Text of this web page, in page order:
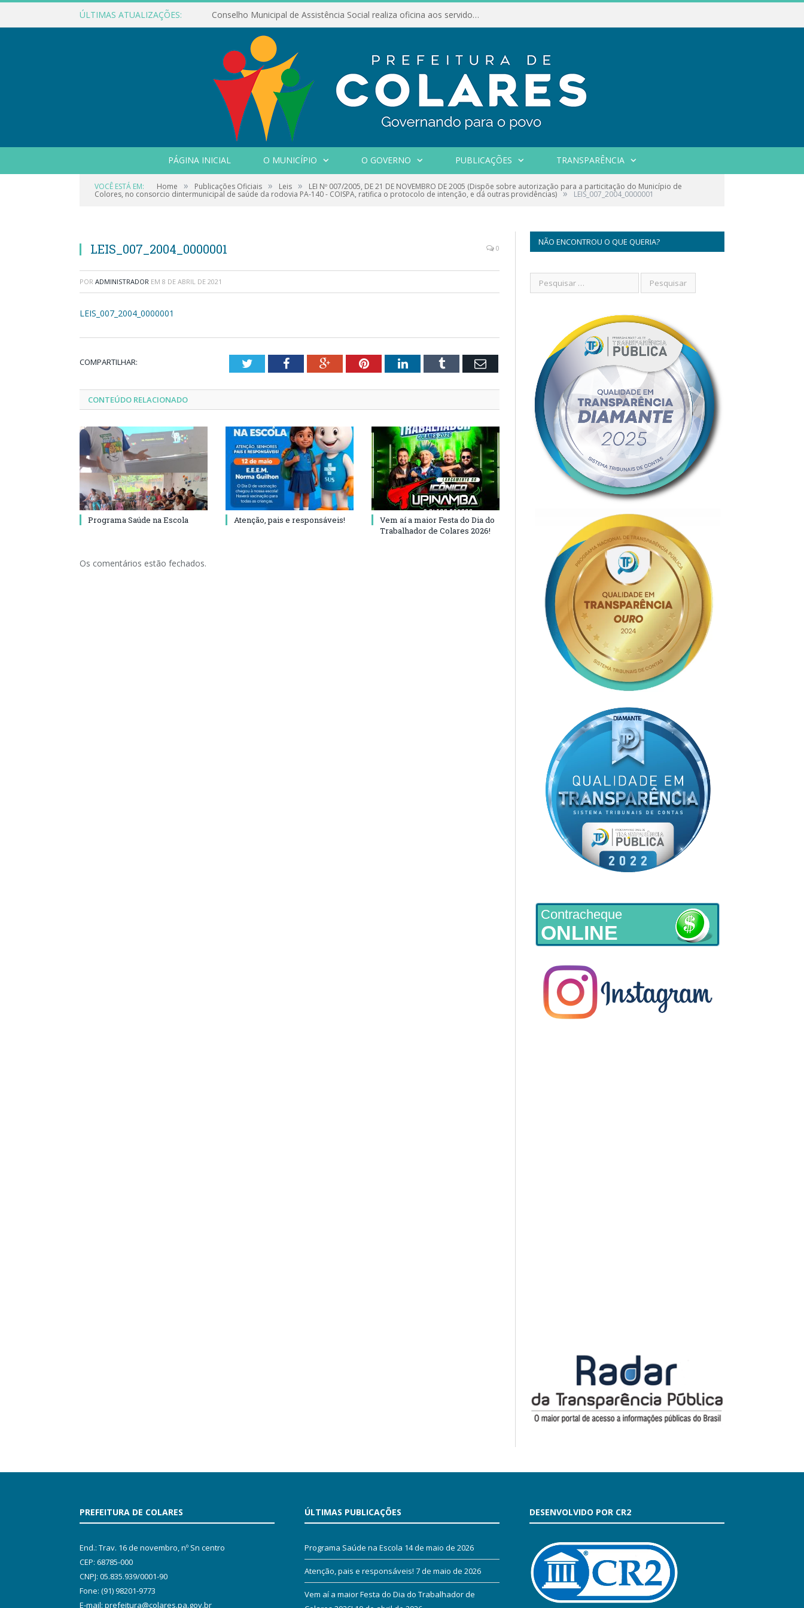
ÚLTIMAS ATUALIZAÇÕES: Conselho Municipal de Assistência Social realiza oficina aos servidores
PÁGINA INICIAL O MUNICÍPIO O GOVERNO PUBLICAÇÕES TRANSPARÊNCIA
VOCÊ ESTÁ EM: Home » Publicações Oficiais » Leis » LEI Nº 007/2005, DE 21 DE NOVEMBRO DE 2005 (Dispõe sobre autorização para a particitação do Município de
Colores, no consorcio dintermunicipal de saúde da rodovia PA-140 - COISPA, ratifica o protocolo de intenção, e dá outras providências) » LEIS_007_2004_0000001
LEIS_007_2004_0000001 0
POR ADMINISTRADOR EM 8 DE ABRIL DE 2021
LEIS_007_2004_0000001
COMPARTILHAR: TwitterFacebookGoogle+PinterestLinkedInTumblr Email
CONTEÚDO RELACIONADO
Programa Saúde na Escola Atenção, pais e responsáveis!
Vem aí a maior Festa do Dia do
Trabalhador de Colares 2026!
Os comentários estão fechados.
NÃO ENCONTROU O QUE QUERIA?
Contracheque
ONLINE
PREFEITURA DE COLARES
End.: Trav. 16 de novembro, nº Sn centro
CEP: 68785-000
CNPJ: 05.835.939/0001-90
Fone: (91) 98201-9773
E-mail: prefeitura@colares.pa.gov.br
ÚLTIMAS PUBLICAÇÕES
Programa Saúde na Escola 14 de maio de 2026
Atenção, pais e responsáveis! 7 de maio de 2026
Vem aí a maior Festa do Dia do Trabalhador de
DESENVOLVIDO POR CR2